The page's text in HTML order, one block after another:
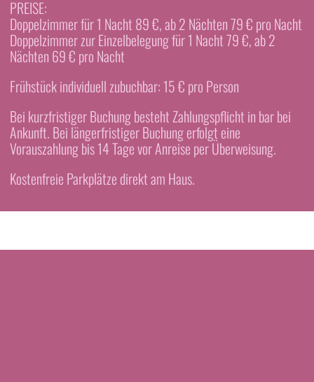
PREISE:
Doppelzimmer für 1 Nacht 89 €, ab 2 Nächten 79 € pro Nacht
Doppelzimmer zur Einzelbelegung für 1 Nacht 79 €, ab 2
Nächten 69 € pro Nacht
Frühstück individuell zubuchbar: 15 € pro Person
Bei kurzfristiger Buchung besteht Zahlungspflicht in bar bei
Ankunft. Bei längerfristiger Buchung erfolgt eine
Vorauszahlung bis 14 Tage vor Anreise per Überweisung.
Kostenfreie Parkplätze direkt am Haus.